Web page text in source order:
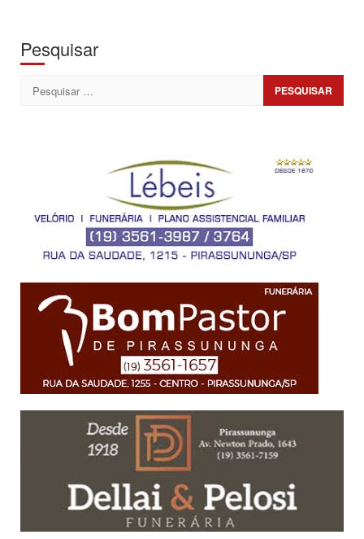
Pesquisar
Pesquisar